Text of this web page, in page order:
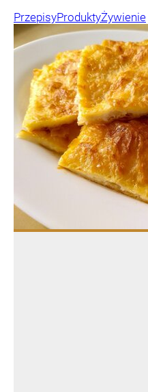
PrzepisyProduktyŻywienie